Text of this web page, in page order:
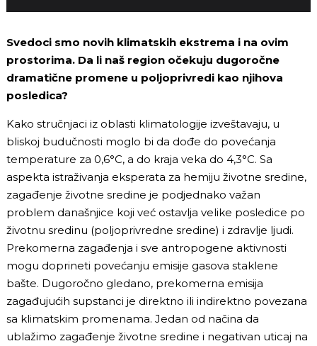
Svedoci smo novih klimatskih ekstrema i na ovim
prostorima. Da li naš region očekuju dugoročne
dramatične promene u poljoprivredi kao njihova
posledica?
Kako stručnjaci iz oblasti klimatologije izveštavaju, u
bliskoj budučnosti moglo bi da dođe do povećanja
temperature za 0,6°C, a do kraja veka do 4,3°C. Sa
aspekta istraživanja eksperata za hemiju životne sredine,
zagađenje životne sredine je podjednako važan
problem današnjice koji već ostavlja velike posledice po
životnu sredinu (poljoprivredne sredine) i zdravlje ljudi.
Prekomerna zagađenja i sve antropogene aktivnosti
mogu doprineti povećanju emisije gasova staklene
bašte. Dugoročno gledano, prekomerna emisija
zagađujućih supstanci je direktno ili indirektno povezana
sa klimatskim promenama. Jedan od načina da
ublažimo zagađenje životne sredine i negativan uticaj na